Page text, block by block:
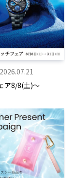
2026.07.21
ア8/8(土)～